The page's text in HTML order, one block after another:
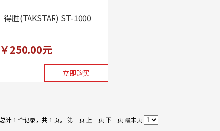
得胜(TAKSTAR) ST-1000
￥250.00元
立即购买
总计 1 个记录，共 1 页。 第一页 上一页下一页最末页